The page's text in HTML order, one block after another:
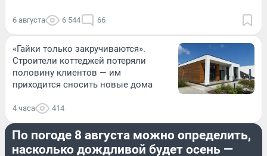
6 августа 6 544 66
«Гайки только закручиваются».
Строители коттеджей потеряли
половину клиентов — им
приходится сносить новые дома
4 часа 414
По погоде 8 августа можно определить,
насколько дождливой будет осень —